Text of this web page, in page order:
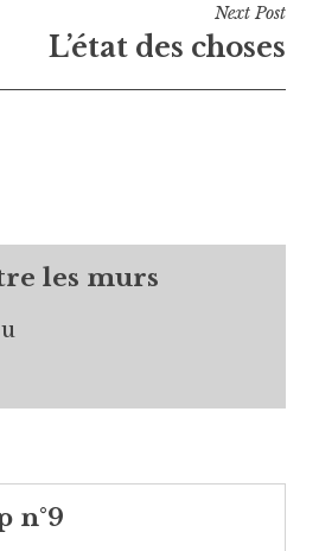
Next Post
L’état des choses
les murs
n°9